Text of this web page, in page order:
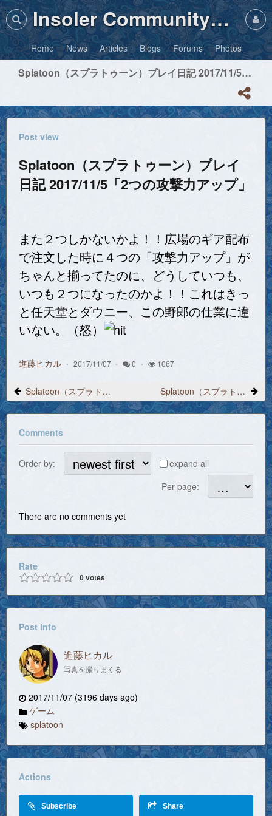
Insoler Community・Photos
Home News Articles Blogs Forums Photos
Splatoon（スプラトゥーン）プレイ日記 2017/11/5「2つの攻撃力アップ」
Post view
Splatoon（スプラトゥーン）プレイ
日記 2017/11/5「2つの攻撃力アップ」
また２つしかないかよ！！広場のギア配布
で注文した時に４つの「攻撃力アップ」が
ちゃんと揃ってたのに、どうしていつも、
いつも２つになったのかよ！！これはきっ
と任天堂とダウニー、この野郎の仕業に違
いない。（怒）
進藤ヒカル 2017/11/07 0 1067
Splatoon（スプラトゥーン）プレイ日記 2017/11/4「2つのイカダッシュ速度アップ」 Splatoon（スプラトゥーン）プレイ日記 2017/11/6「スタリュースロッシャー」
Comments
Order by:
expand all
Per page:
There are no comments yet
Rate
0votes
Post info
進藤ヒカル
写真を撮りまくる
2017/11/07 (3196 days ago)
ゲーム
splatoon
Actions
Subscribe Share